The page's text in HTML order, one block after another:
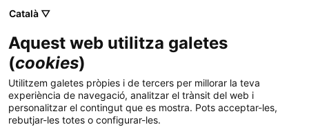
Menú
Cercador
Agència de Salut Pública de Catalunya (ASPCAT)
Inici
Sobre l'Agència
Àmbits d'actuació
Dia Internacional de la Zero Discriminació
Català ▽
Aquest web utilitza galetes
(cookies)
Utilitzem galetes pròpies i de tercers per millorar la teva
experiència de navegació, analitzar el trànsit del web i
personalitzar el contingut que es mostra. Pots acceptar-les,
rebutjar-les totes o configurar-les.